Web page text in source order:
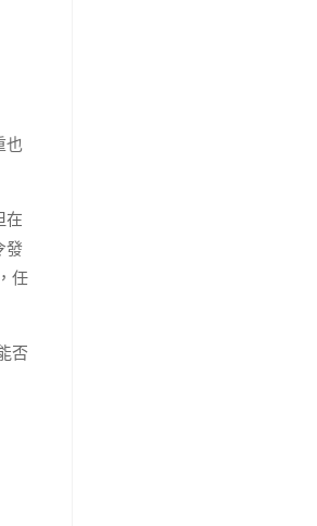
也
在
發
任
否